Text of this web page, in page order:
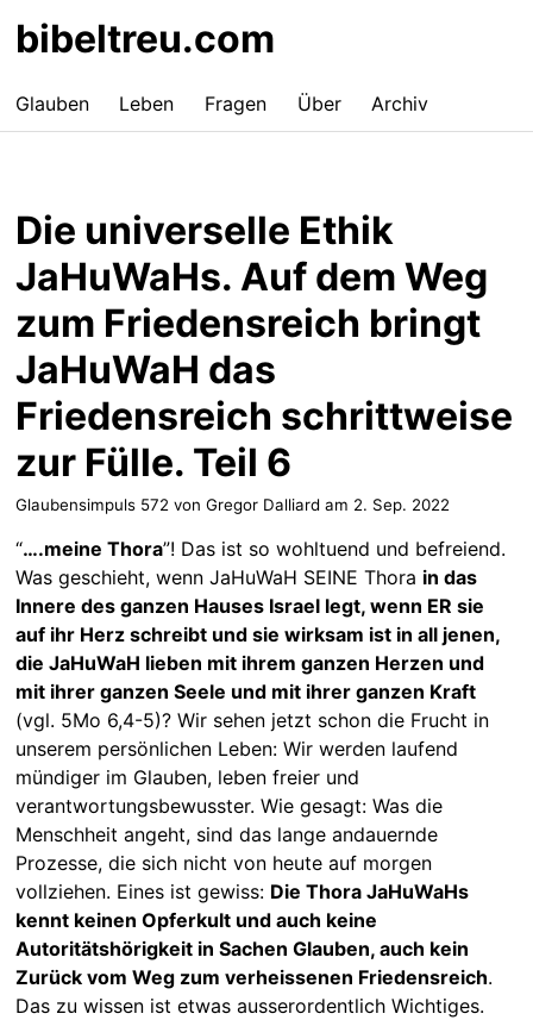
bibeltreu.com
Glauben Leben Fragen Über Archiv
Die universelle Ethik
JaHuWaHs. Auf dem Weg
zum Friedensreich bringt
JaHuWaH das
Friedensreich schrittweise
zur Fülle. Teil 6
Glaubensimpuls 572 von Gregor Dalliard am 2. Sep. 2022
“….meine Thora”! Das ist so wohltuend und befreiend.
Was geschieht, wenn JaHuWaH SEINE Thora in das
Innere des ganzen Hauses Israel legt, wenn ER sie
auf ihr Herz schreibt und sie wirksam ist in all jenen,
die JaHuWaH lieben mit ihrem ganzen Herzen und
mit ihrer ganzen Seele und mit ihrer ganzen Kraft
(vgl. 5Mo 6,4-5)? Wir sehen jetzt schon die Frucht in
unserem persönlichen Leben: Wir werden laufend
mündiger im Glauben, leben freier und
verantwortungsbewusster. Wie gesagt: Was die
Menschheit angeht, sind das lange andauernde
Prozesse, die sich nicht von heute auf morgen
vollziehen. Eines ist gewiss: Die Thora JaHuWaHs
kennt keinen Opferkult und auch keine
Autoritätshörigkeit in Sachen Glauben, auch kein
Zurück vom Weg zum verheissenen Friedensreich.
Das zu wissen ist etwas ausserordentlich Wichtiges.